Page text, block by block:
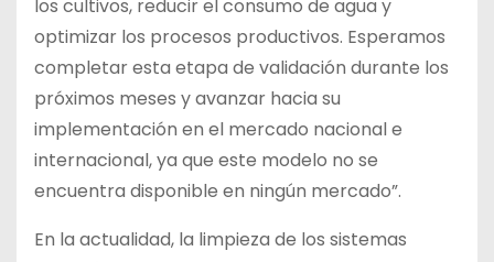
los cultivos, reducir el consumo de agua y
optimizar los procesos productivos. Esperamos
completar esta etapa de validación durante los
próximos meses y avanzar hacia su
implementación en el mercado nacional e
internacional, ya que este modelo no se
encuentra disponible en ningún mercado”.
En la actualidad, la limpieza de los sistemas